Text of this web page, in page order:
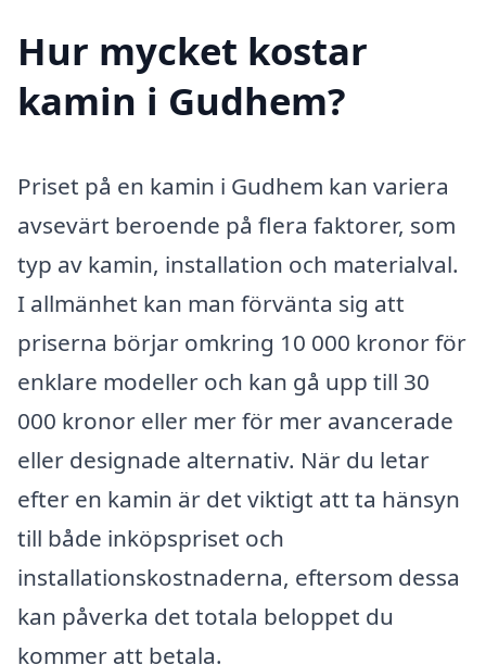
Hur mycket kostar
kamin i Gudhem?
Priset på en kamin i Gudhem kan variera
avsevärt beroende på flera faktorer, som
typ av kamin, installation och materialval.
I allmänhet kan man förvänta sig att
priserna börjar omkring 10 000 kronor för
enklare modeller och kan gå upp till 30
000 kronor eller mer för mer avancerade
eller designade alternativ. När du letar
efter en kamin är det viktigt att ta hänsyn
till både inköpspriset och
installationskostnaderna, eftersom dessa
kan påverka det totala beloppet du
kommer att betala.